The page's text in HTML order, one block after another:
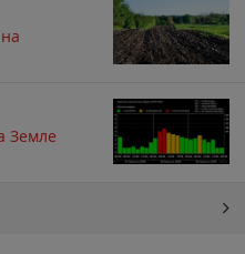
Земле